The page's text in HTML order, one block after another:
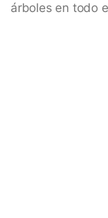
árboles en todo